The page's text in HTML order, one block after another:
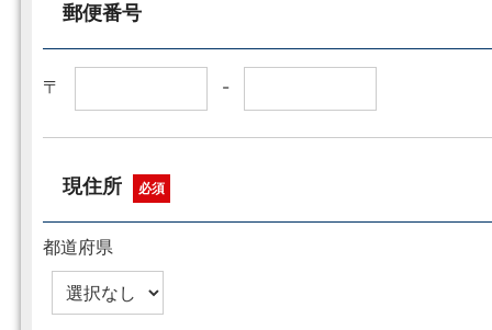
郵便番号
〒 -
現住所 必須
都道府県